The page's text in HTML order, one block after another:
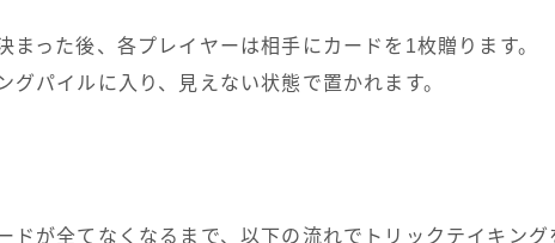
まった後、各プレイヤーは相手にカードを1枚贈ります。
グパイルに入り、見えない状態で置かれます。
ドが全てなくなるまで、以下の流れでトリックテイキング